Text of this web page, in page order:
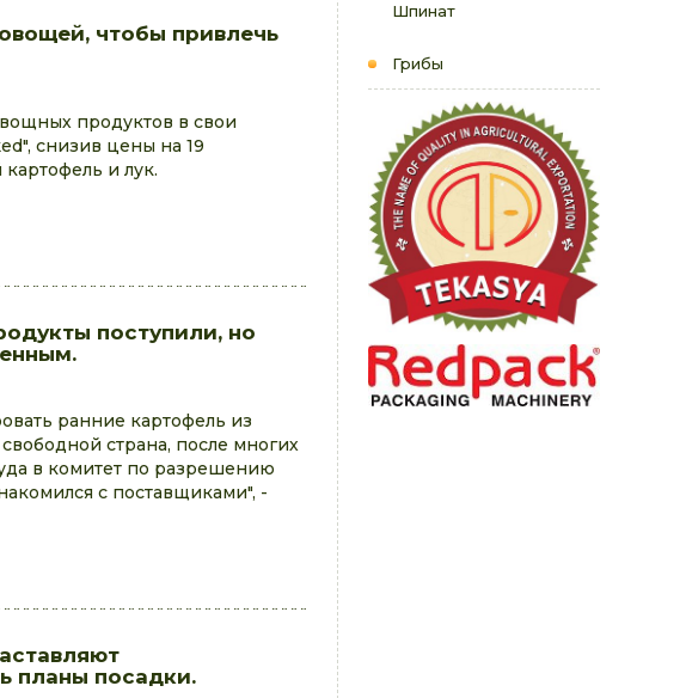
Шпинат
Грибы
чтобы привлечь
продуктов в свои
снизив цены на 19
и лук.
поступили, но
ранние картофель из
страна, после многих
в комитет по разрешению
с поставщиками", -
планы посадки.